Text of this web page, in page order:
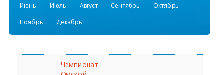
Июнь
Июль Август Сентябрь
Октябрь
Ноябрь
Декабрь
Чемпионат
Всероссийские правила